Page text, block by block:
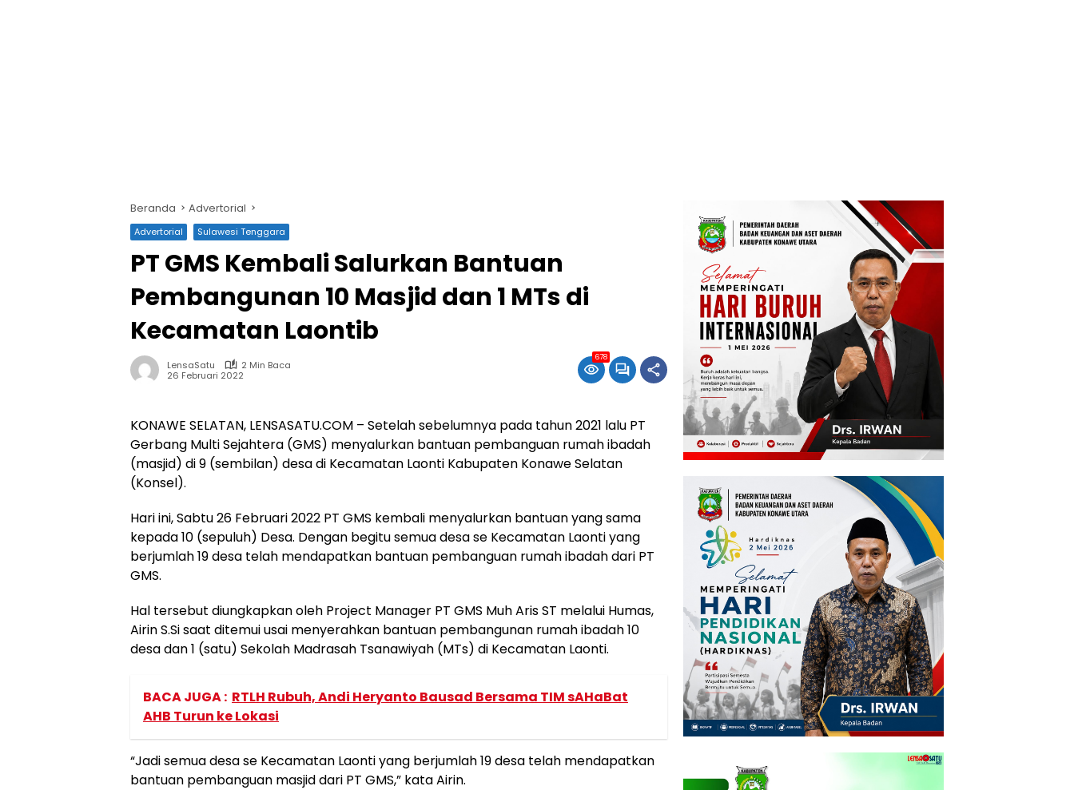
Beranda Advertorial
Advertorial Sulawesi Tenggara
PT GMS Kembali Salurkan Bantuan
Pembangunan 10 Masjid dan 1 MTs di
Kecamatan Laontib
LensaSatu
2 Min Baca
26 Februari 2022
678
KONAWE SELATAN, LENSASATU.COM – Setelah sebelumnya pada tahun 2021 lalu PT
Gerbang Multi Sejahtera (GMS) menyalurkan bantuan pembanguan rumah ibadah
(masjid) di 9 (sembilan) desa di Kecamatan Laonti Kabupaten Konawe Selatan
(Konsel).
Hari ini, Sabtu 26 Februari 2022 PT GMS kembali menyalurkan bantuan yang sama
kepada 10 (sepuluh) Desa. Dengan begitu semua desa se Kecamatan Laonti yang
berjumlah 19 desa telah mendapatkan bantuan pembanguan rumah ibadah dari PT
GMS.
Hal tersebut diungkapkan oleh Project Manager PT GMS Muh Aris ST melalui Humas,
Airin S.Si saat ditemui usai menyerahkan bantuan pembangunan rumah ibadah 10
desa dan 1 (satu) Sekolah Madrasah Tsanawiyah (MTs) di Kecamatan Laonti.
BACA JUGA : RTLH Rubuh, Andi Heryanto Bausad Bersama TIM sAHaBat
AHB Turun ke Lokasi
“Jadi semua desa se Kecamatan Laonti yang berjumlah 19 desa telah mendapatkan
bantuan pembanguan masjid dari PT GMS,” kata Airin.